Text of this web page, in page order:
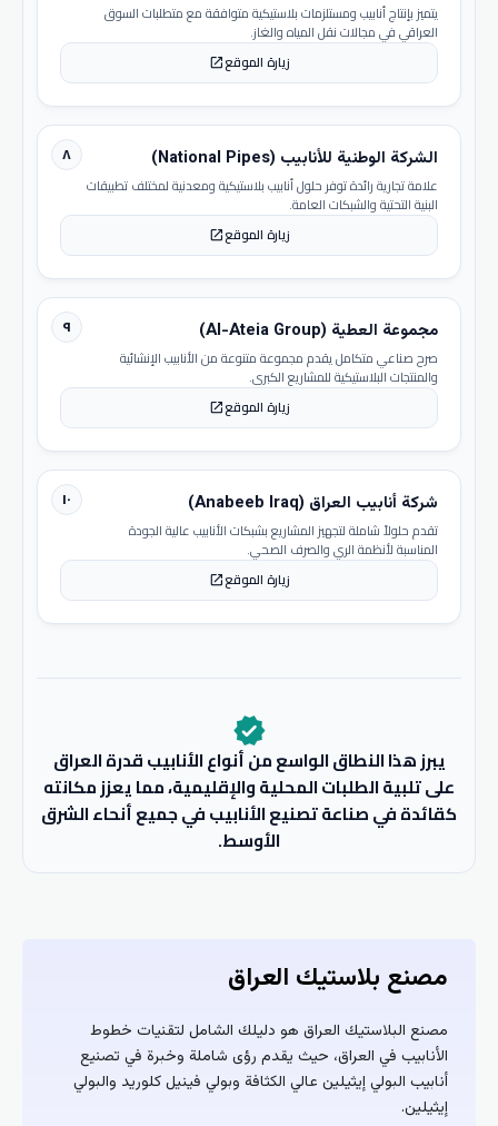
يتميز بإنتاج أنابيب ومستلزمات بلاستيكية متوافقة مع متطلبات السوق
العراقي في مجالات نقل المياه والغاز.
زيارة الموقعopen_in_new
٨ الشركة الوطنية للأنابيب (National Pipes)
علامة تجارية رائدة توفر حلول أنابيب بلاستيكية ومعدنية لمختلف تطبيقات
البنية التحتية والشبكات العامة.
زيارة الموقعopen_in_new
٩ مجموعة العطية (Al-Ateia Group)
صرح صناعي متكامل يقدم مجموعة متنوعة من الأنابيب الإنشائية
والمنتجات البلاستيكية للمشاريع الكبرى.
زيارة الموقعopen_in_new
١٠ شركة أنابيب العراق (Anabeeb Iraq)
تقدم حلولاً شاملة لتجهيز المشاريع بشبكات الأنابيب عالية الجودة
المناسبة لأنظمة الري والصرف الصحي.
زيارة الموقعopen_in_new
verified
يبرز هذا النطاق الواسع من أنواع الأنابيب قدرة العراق
على تلبية الطلبات المحلية والإقليمية، مما يعزز مكانته
كقائدة في صناعة تصنيع الأنابيب في جميع أنحاء الشرق
الأوسط.
مصنع بلاستيك العراق
مصنع البلاستيك العراق هو دليلك الشامل لتقنيات خطوط
الأنابيب في العراق، حيث يقدم رؤى شاملة وخبرة في تصنيع
أنابيب البولي إيثيلين عالي الكثافة وبولي فينيل كلوريد والبولي
إيثيلين.